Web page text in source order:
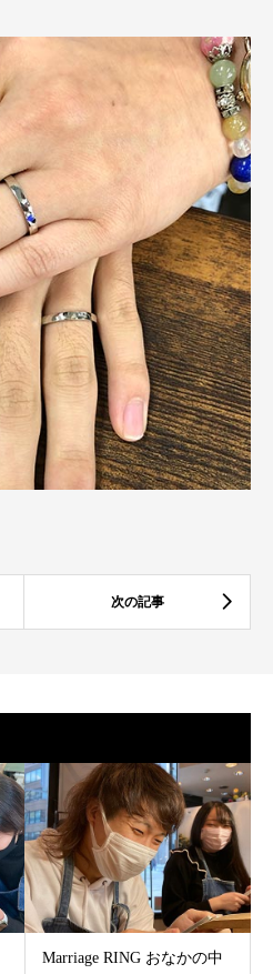
Marriage RING おなかの中